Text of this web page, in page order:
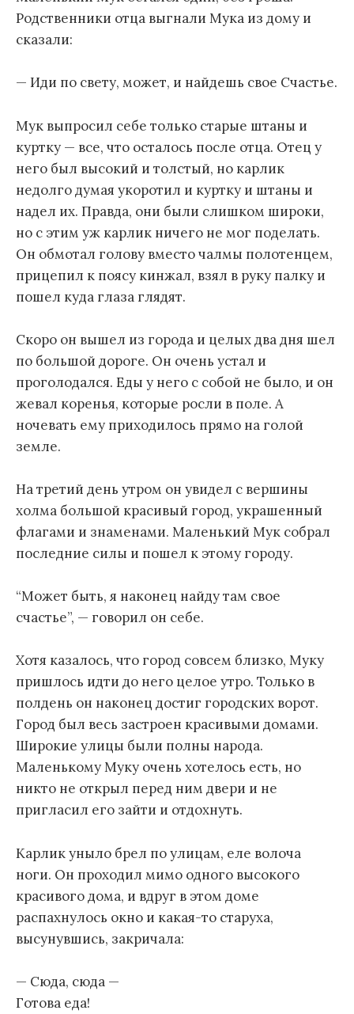
Родственники отца выгнали Мука из дому и
сказали:
— Иди по свету, может, и найдешь свое Счастье.
Мук выпросил себе только старые штаны и
куртку — все, что осталось после отца. Отец у
него был высокий и толстый, но карлик
недолго думая укоротил и куртку и штаны и
надел их. Правда, они были слишком широки,
но с этим уж карлик ничего не мог поделать.
Он обмотал голову вместо чалмы полотенцем,
прицепил к поясу кинжал, взял в руку палку и
пошел куда глаза глядят.
Скоро он вышел из города и целых два дня шел
по большой дороге. Он очень устал и
проголодался. Еды у него с собой не было, и он
жевал коренья, которые росли в поле. А
ночевать ему приходилось прямо на голой
земле.
На третий день утром он увидел с вершины
холма большой красивый город, украшенный
флагами и знаменами. Маленький Мук собрал
последние силы и пошел к этому городу.
“Может быть, я наконец найду там свое
счастье”, — говорил он себе.
Хотя казалось, что город совсем близко, Муку
пришлось идти до него целое утро. Только в
полдень он наконец достиг городских ворот.
Город был весь застроен красивыми домами.
Широкие улицы были полны народа.
Маленькому Муку очень хотелось есть, но
никто не открыл перед ним двери и не
пригласил его зайти и отдохнуть.
Карлик уныло брел по улицам, еле волоча
ноги. Он проходил мимо одного высокого
красивого дома, и вдруг в этом доме
распахнулось окно и какая-то старуха,
высунувшись, закричала:
— Сюда, сюда —
Готова еда!